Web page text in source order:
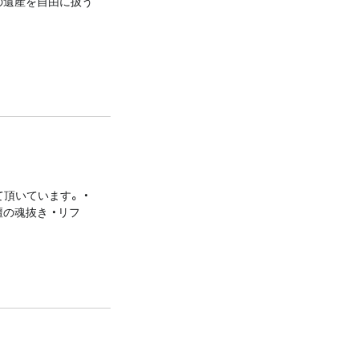
いています。 ・
魂抜き ・リフ